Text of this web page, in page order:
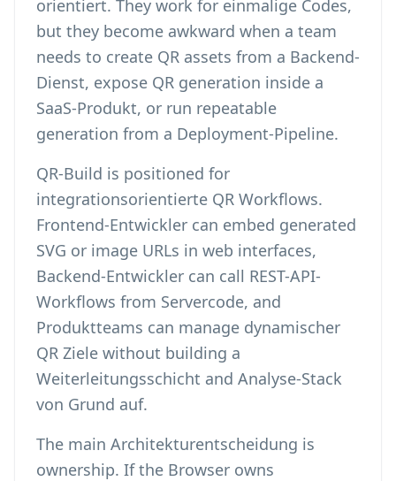
orientiert. They work for einmalige Codes,
but they become awkward when a team
needs to create QR assets from a Backend-
Dienst, expose QR generation inside a
SaaS-Produkt, or run repeatable
generation from a Deployment-Pipeline.
QR-Build is positioned for
integrationsorientierte QR Workflows.
Frontend-Entwickler can embed generated
SVG or image URLs in web interfaces,
Backend-Entwickler can call REST-API-
Workflows from Servercode, and
Produktteams can manage dynamischer
QR Ziele without building a
Weiterleitungsschicht and Analyse-Stack
von Grund auf.
The main Architekturentscheidung is
ownership. If the Browser owns